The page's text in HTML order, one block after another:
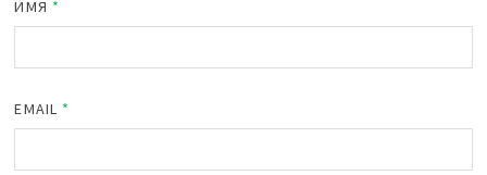
ИМЯ *
EMAIL *